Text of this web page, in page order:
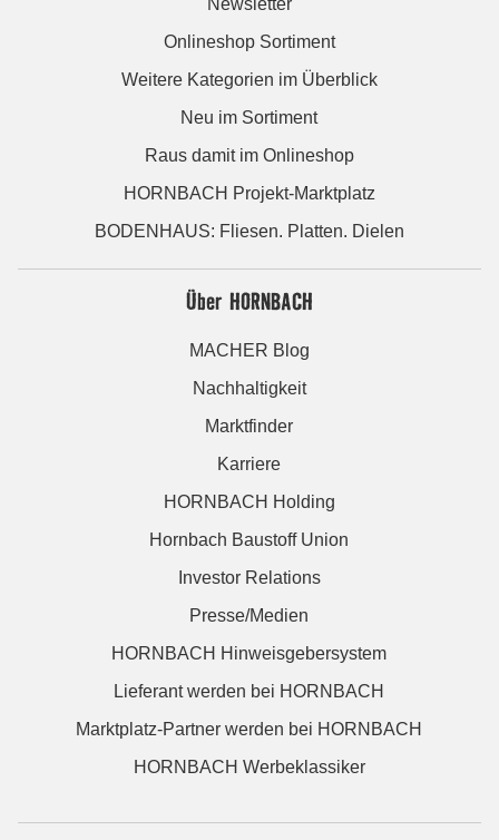
Newsletter
Onlineshop Sortiment
Weitere Kategorien im Überblick
Neu im Sortiment
Raus damit im Onlineshop
HORNBACH Projekt-Marktplatz
BODENHAUS: Fliesen. Platten. Dielen
Über HORNBACH
MACHER Blog
Nachhaltigkeit
Marktfinder
Karriere
HORNBACH Holding
Hornbach Baustoff Union
Investor Relations
Presse/Medien
HORNBACH Hinweisgebersystem
Lieferant werden bei HORNBACH
Marktplatz-Partner werden bei HORNBACH
HORNBACH Werbeklassiker